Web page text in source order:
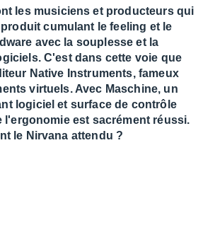
les musiciens et producteurs qui
cumulant le feeling et le
avec la souplesse et la
C'est dans cette voie que
Native Instruments, fameux
virtuels. Avec Maschine, un
logiciel et surface de contrôle
l'ergonomie est sacrément réussi.
le Nirvana attendu ?